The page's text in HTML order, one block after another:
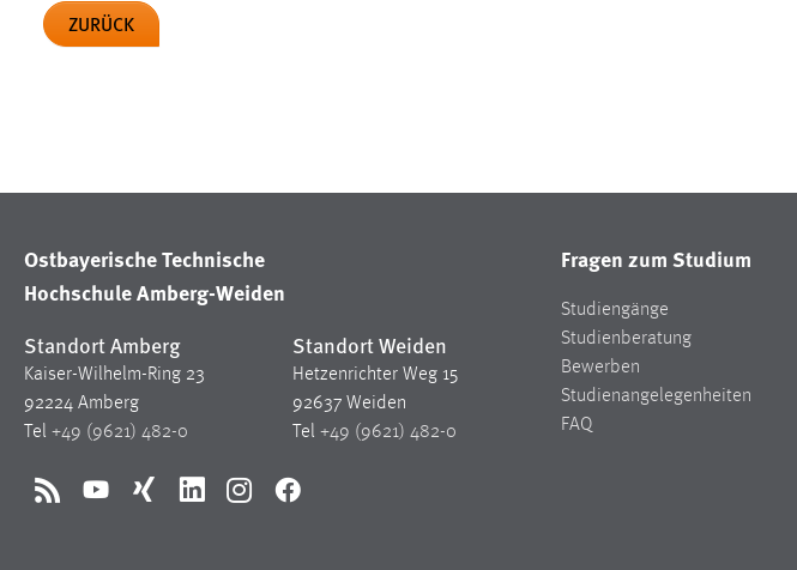
ZURÜCK
Ostbayerische Technische
Hochschule Amberg-Weiden
Standort Amberg
Kaiser-Wilhelm-Ring 23
92224 Amberg
Tel +49 (9621) 482-0
Standort Weiden
Hetzenrichter Weg 15
92637 Weiden
Tel +49 (9621) 482-0
RSS YouTubeXing LinkedInInstagramFacebook
Fragen zum Studium
Studiengänge
Studienberatung
Bewerben
Studienangelegenheiten
FAQ
Name:
Name: _fbp
Zweck: Conversion-Tracking
Cookie Laufzeit:
EXTERNE MEDIEN